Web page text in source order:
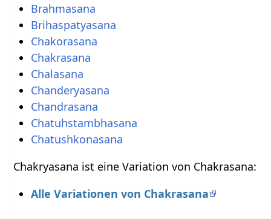
Brahmasana
Brihaspatyasana
Chakorasana
Chakrasana
Chalasana
Chanderyasana
Chandrasana
Chatuhstambhasana
Chatushkonasana
Chakryasana ist eine Variation von Chakrasana:
Alle Variationen von Chakrasana